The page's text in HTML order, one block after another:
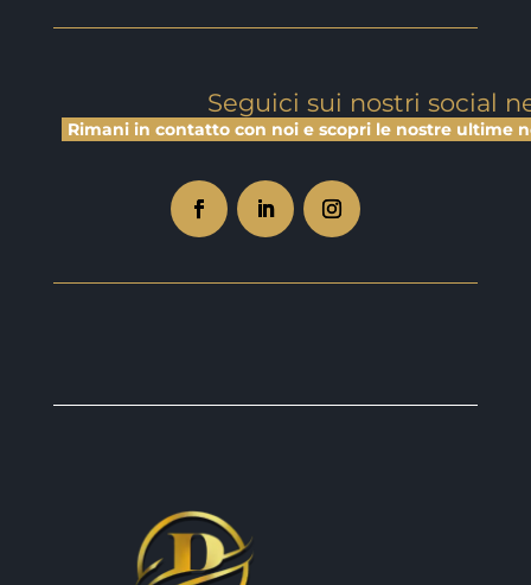
Seguici sui nostri social
Rimani in contatto con noi e scopri le nostre ultime